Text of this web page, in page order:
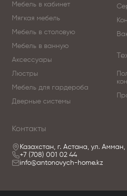
Мебель в кабинет
Мягкая мебель
Мебель в столовую
Мебель в ванную
Аксессуары
Люстры
Мебель для гардероба
Дверные системы
Контакты
Казахстан, г. Астана, ул. Амман,
+7 (708) 001 02 44
info@antonovych-home.kz